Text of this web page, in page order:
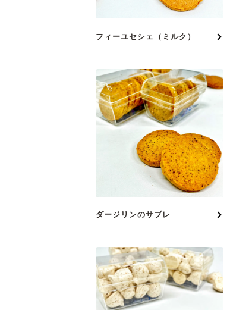
フィーユセシェ（ミルク）
ダージリンのサブレ